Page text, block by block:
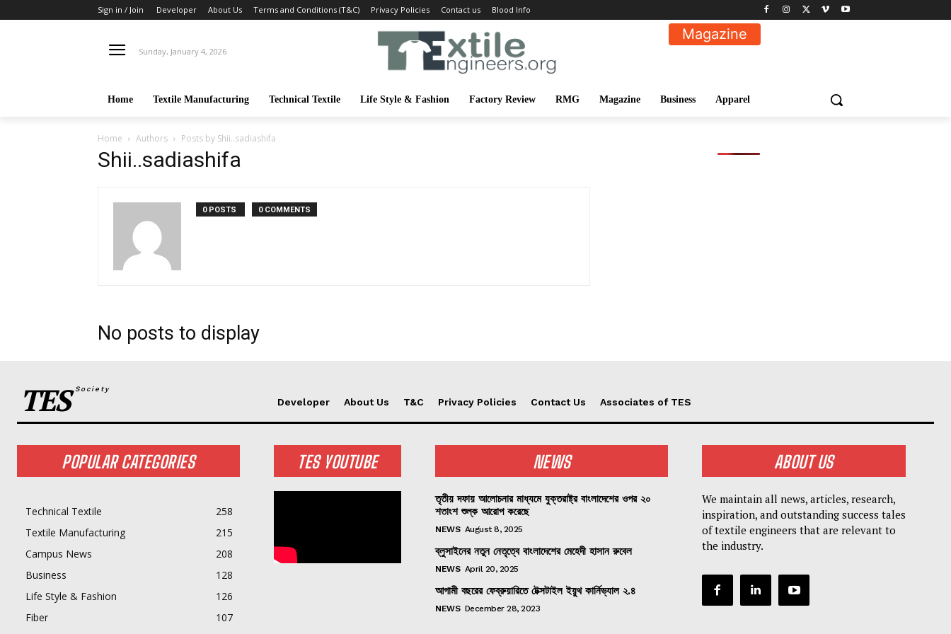
Sign in / Join Developer About Us Terms and Conditions (T&C) Privacy Policies Contact us Blood Info
Sunday, January 4, 2026
Magazine
Home Textile Manufacturing Technical Textile Life Style & Fashion Factory Review RMG Magazine Business Apparel
Home Authors Posts by Shii..sadiashifa
Shii..sadiashifa
0 POSTS 0 COMMENTS
No posts to display
TES Society
Developer About Us T&C Privacy Policies Contact Us Associates of TES
POPULAR CATEGORIES
Technical Textile
258
Textile Manufacturing
215
Campus News
208
Business
128
Life Style & Fashion
126
Fiber
107
TES YOUTUBE NEWS
তৃতীয় দফায় আলোচনার মাধ্যমে যুক্তরাষ্ট্র বাংলাদেশের ওপর ২০
শতাংশ শুল্ক আরোপ করেছে
NEWS August 8, 2025
ব্লুসাইনের নতুন নেতৃত্বে বাংলাদেশের মেহেদী হাসান রুবেল
NEWS April 20, 2025
আগামী বছরের ফেব্রুয়ারিতে টেক্সটাইল ইয়ুথ কার্নিভ্যাল ২.৪
NEWS December 28, 2023
ABOUT US
We maintain all news, articles, research,
inspiration, and outstanding success tales
of textile engineers that are relevant to
the industry.